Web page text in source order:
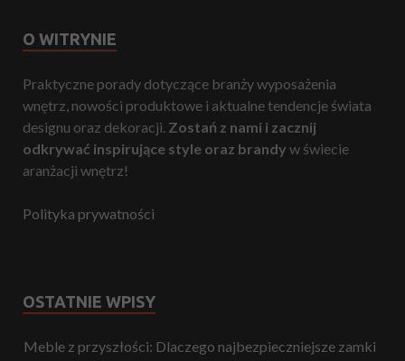
O WITRYNIE
Praktyczne porady dotyczące branży wyposażenia
wnętrz, nowości produktowe i aktualne tendencje świata
designu oraz dekoracji. Zostań z nami i zacznij
odkrywać inspirujące style oraz brandy w świecie
aranżacji wnętrz!
Polityka prywatności
OSTATNIE WPISY
Meble z przyszłości: Dlaczego najbezpieczniejsze zamki